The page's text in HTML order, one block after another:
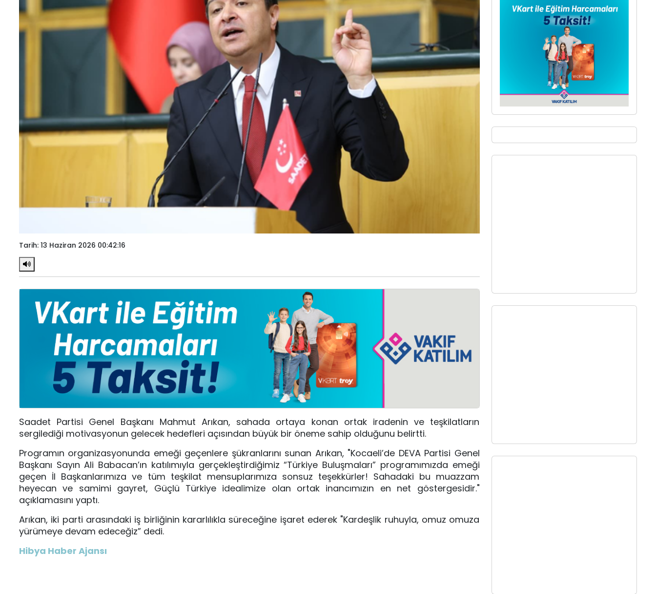
Arşiv
Künye
Tarih: 13 Haziran 2026 00:42:16
Saadet Partisi Genel Başkanı Mahmut Arıkan, sahada ortaya konan ortak iradenin ve teşkilatların
sergilediği motivasyonun gelecek hedefleri açısından büyük bir öneme sahip olduğunu belirtti.
Programın organizasyonunda emeği geçenlere şükranlarını sunan Arıkan, "Kocaeli’de DEVA Partisi Genel
Başkanı Sayın Ali Babacan’ın katılımıyla gerçekleştirdiğimiz “Türkiye Buluşmaları” programımızda emeği
geçen İl Başkanlarımıza ve tüm teşkilat mensuplarımıza sonsuz teşekkürler! Sahadaki bu muazzam
heyecan ve samimi gayret, Güçlü Türkiye idealimize olan ortak inancımızın en net göstergesidir."
açıklamasını yaptı.
Arıkan, iki parti arasındaki iş birliğinin kararlılıkla süreceğine işaret ederek "Kardeşlik ruhuyla, omuz omuza
yürümeye devam edeceğiz” dedi.
Hibya Haber Ajansı